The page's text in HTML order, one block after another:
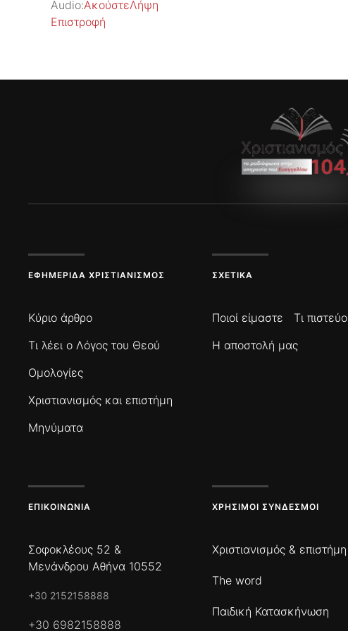
Audio:ΑκούστεΛήψη
Επιστροφή
ΕΦΗΜΕΡΊΔΑ ΧΡΙΣΤΙΑΝΙΣΜΌΣ
Κύριο άρθρο
Τι λέει ο Λόγος του Θεού
Ομολογίες
Χριστιανισμός και επιστήμη
Μηνύματα
ΣΧΕΤΙΚΆ
Ποιοί είμαστε
Τι
Η αποστολή μας
ΕΠΙΚΟΙΝΩΝΊΑ
Σοφοκλέους 52 &
Μενάνδρου Αθήνα 10552
+30 2152158888
+30 6982158888
ΧΡΉΣΙΜΟΙ ΣΎΝΔΕΣΜΟΙ
Χριστιανισμός & επιστήμη
The word
Παιδική Κατασκήνωση